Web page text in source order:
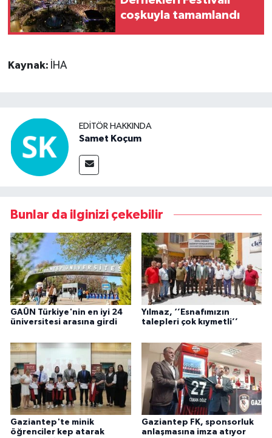
coşkuyla tamamlandı
Kaynak: İHA
EDITÖR HAKKINDA
Samet Koçum
Bunlar da ilginizi çekebilir
GAÜN Türkiye'nin en iyi 24
üniversitesi arasına girdi
Yılmaz, ‘’Esnafımızın
talepleri çok kıymetli’’
Gaziantep'te minik
öğrenciler kep atarak
Gaziantep FK, sponsorluk
anlaşmasına imza atıyor